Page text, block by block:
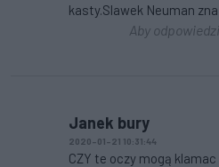
kasty.Slawek Neuman
Aby
Janek bury
2020-01-21 10:31:44
CZY te oczy mogą